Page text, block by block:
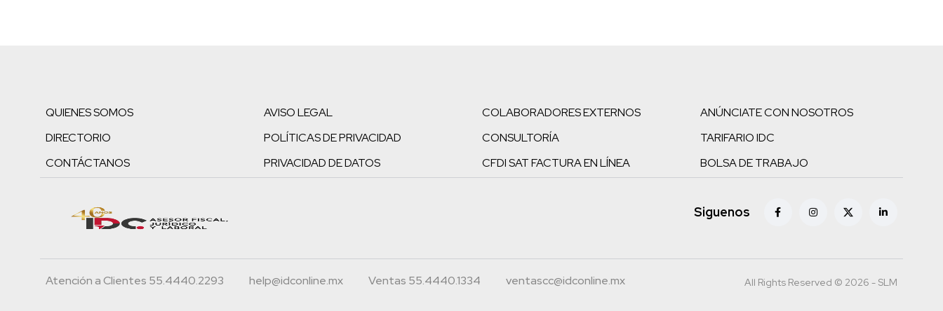
QUIENES SOMOS
DIRECTORIO
CONTÁCTANOS
AVISO LEGAL
POLÍTICAS DE PRIVACIDAD
PRIVACIDAD DE DATOS
COLABORADORES EXTERNOS
CONSULTORÍA
CFDI SAT FACTURA EN LÍNEA
ANÚNCIATE CON NOSOTROS
TARIFARIO IDC
BOLSA DE TRABAJO
Siguenos
Atención a Clientes 55.4440.2293 help@idconline.mx Ventas 55.4440.1334 ventascc@idconline.mx All Rights Reserved © 2026 - SLM